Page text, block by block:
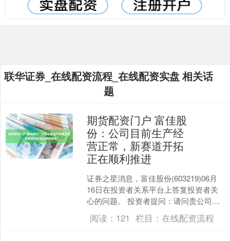
联华证券_在线配资流程_在线配资实盘 相关话
题
期货配资门户 富佳股
份：公司目前生产经
营正常，新赛道开拓
正在顺利推进
证券之星消息，富佳股份(603219)06月
16日在投资者关系平台上答复投资者关
心的问题。 投资者提问：请问贵公司是
如何面对公司股价的？贵公司是有潜水
或者跳水业....
阅读： 121 栏目： 在线配资流程